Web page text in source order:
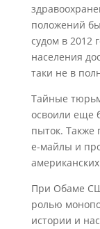
положений
судом в 2012
населения
таки не в
Тайные
освоили еще
пыток. Также
е-майлы и
При Обаме
ролью
истории и